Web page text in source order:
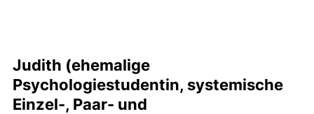
Judith (ehemalige
Psychologiestudentin, systemische
Einzel-, Paar- und